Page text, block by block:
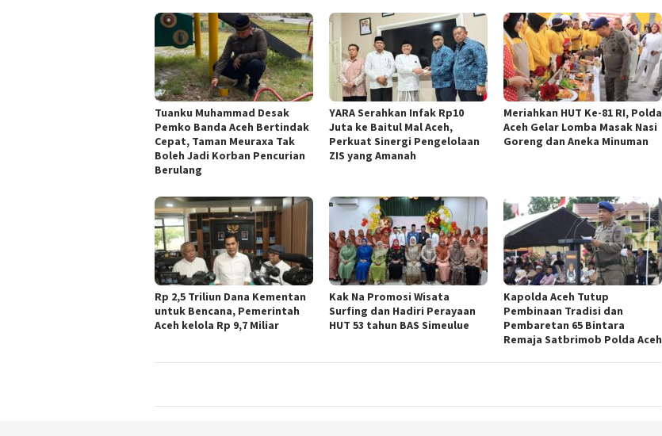
Tuanku Muhammad Desak
Pemko Banda Aceh Bertindak
Cepat, Taman Meuraxa Tak
Boleh Jadi Korban Pencurian
Berulang
YARA Serahkan Infak Rp10
Juta ke Baitul Mal Aceh,
Perkuat Sinergi Pengelolaan
ZIS yang Amanah
Meriahkan HUT Ke-81 RI, Polda
Aceh Gelar Lomba Masak Nasi
Goreng dan Aneka Minuman
Rp 2,5 Triliun Dana Kementan
untuk Bencana, Pemerintah
Aceh kelola Rp 9,7 Miliar
Kak Na Promosi Wisata
Surfing dan Hadiri Perayaan
HUT 53 tahun BAS Simeulue
Kapolda Aceh Tutup
Pembinaan Tradisi dan
Pembaretan 65 Bintara
Remaja Satbrimob Polda Aceh